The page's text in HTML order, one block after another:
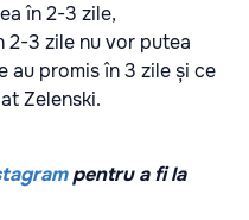
în 2-3 zile,
2-3 zile nu vor putea
au promis în 3 zile și ce
Zelenski.
pentru a fi la